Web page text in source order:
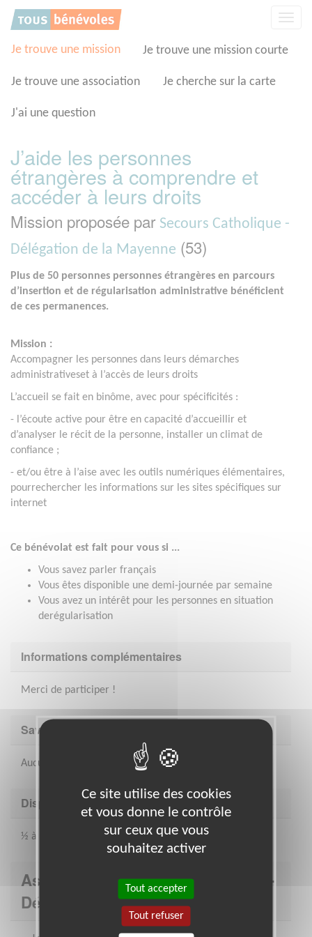
Je trouve une mission Je trouve une mission courte
Je trouve une association Je cherche sur la carte
J'ai une question
J’aide les personnes
étrangères à comprendre et
accéder à leurs droits
Mission proposée par Secours Catholique -
Délégation de la Mayenne (53)
Plus de 50 personnes personnes étrangères en parcours
d’insertion et de régularisation administrative bénéficient
de ces permanences.
Mission :
Accompagner les personnes dans leurs démarches
administrativeset à l’accès de leurs droits
L’accueil se fait en binôme, avec pour spécificités :
- l’écoute active pour être en capacité d’accueillir et
d’analyser le récit de la personne, installer un climat de
confiance ;
- et/ou être à l’aise avec les outils numériques élémentaires,
pourrechercher les informations sur les sites spécifiques sur
internet
Ce bénévolat est fait pour vous si ...
Vous savez parler français
Vous êtes disponible une demi-journée par semaine
Vous avez un intérêt pour les personnes en situation
derégularisation
Informations complémentaires
Merci de participer !
Savoir être & compétences
Aucunes compétences particulières pour cette mission
Disponibilité demandée
½ à 1 journée par semaine
Association : Secours Catholique -
Délégation de la Mayenne
Panneau de gestion des cookies
Ce site utilise des cookies
et vous donne le contrôle
sur ceux que vous
souhaitez activer
Tout accepter
Tout refuser